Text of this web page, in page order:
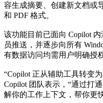
容生成摘要、创建新文档或
和 PDF 格式。
该功能目前已面向 Copilot
员推送，并逐步向所有
有数据访问均需用户明确授
“Copilot 正从辅助工具转变
Copilot 团队表示，“通过打
解你的工作上下文，帮你更